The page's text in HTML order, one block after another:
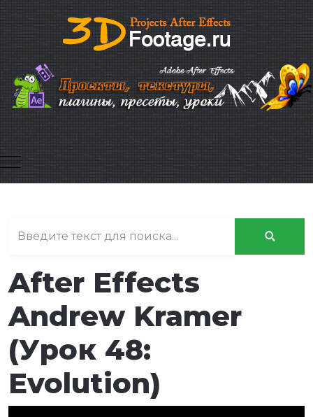
Mobile Menu Toggle
After Effects
Andrew Kramer
(Урок 48:
Evolution)